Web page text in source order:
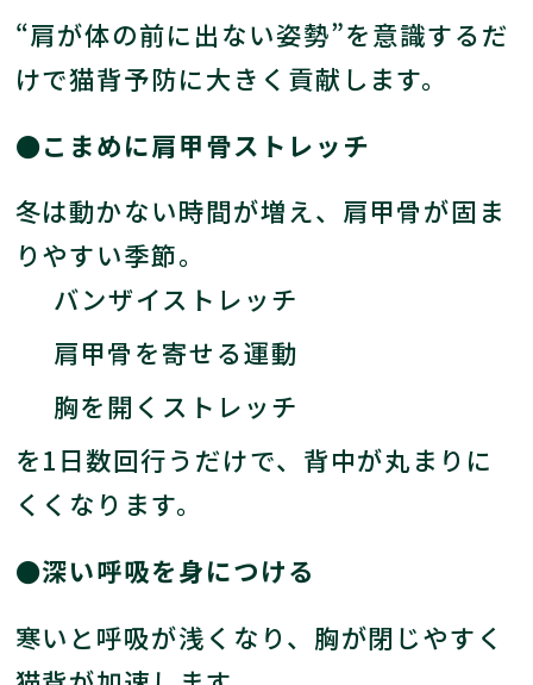
“肩が体の前に出ない姿勢”を意識するだ
けで猫背予防に大きく貢献します。
●こまめに肩甲骨ストレッチ
冬は動かない時間が増え、肩甲骨が固ま
りやすい季節。
バンザイストレッチ
肩甲骨を寄せる運動
胸を開くストレッチ
を1日数回行うだけで、背中が丸まりに
くくなります。
●深い呼吸を身につける
寒いと呼吸が浅くなり、胸が閉じやすく